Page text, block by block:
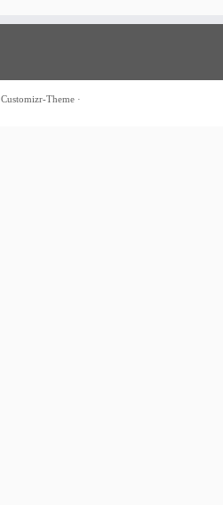
Customizr-Theme ·